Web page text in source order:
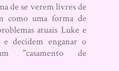
de se verem livres de
como uma forma de
atuais Luke e
e decidem enganar o
"casamento de